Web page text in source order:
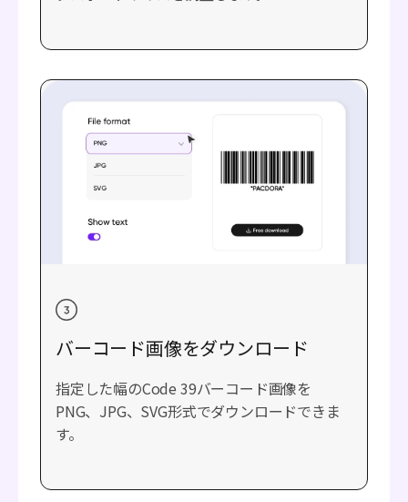
バーコード画像をダウンロード
指定した幅のCode 39バーコード画像を
PNG、JPG、SVG形式でダウンロードできま
す。